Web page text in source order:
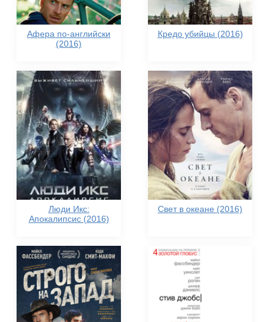
Афера по-английски
(2016)
Кредо убийцы (2016)
Люди Икс:
Апокалипсис (2016)
Свет в океане (2016)